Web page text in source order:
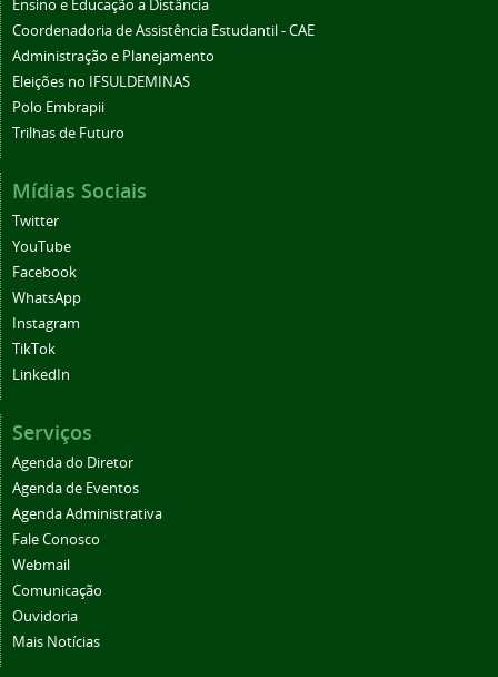
Ensino e Educação a Distância
Coordenadoria de Assistência Estudantil - CAE
Administração e Planejamento
Eleições no IFSULDEMINAS
Polo Embrapii
Trilhas de Futuro
Mídias Sociais
Twitter
YouTube
Facebook
WhatsApp
Instagram
TikTok
LinkedIn
Serviços
Agenda do Diretor
Agenda de Eventos
Agenda Administrativa
Fale Conosco
Webmail
Comunicação
Ouvidoria
Mais Notícias